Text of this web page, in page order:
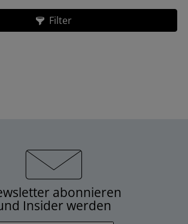
Filter
abonnieren
Insider werden